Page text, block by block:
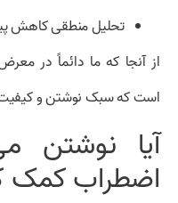
تحلیل منطقی کاهش
از آنجا که ما دائماً در
است که سبک نوشتن و کیفیت
آیا نوشتن
اضطراب کمک